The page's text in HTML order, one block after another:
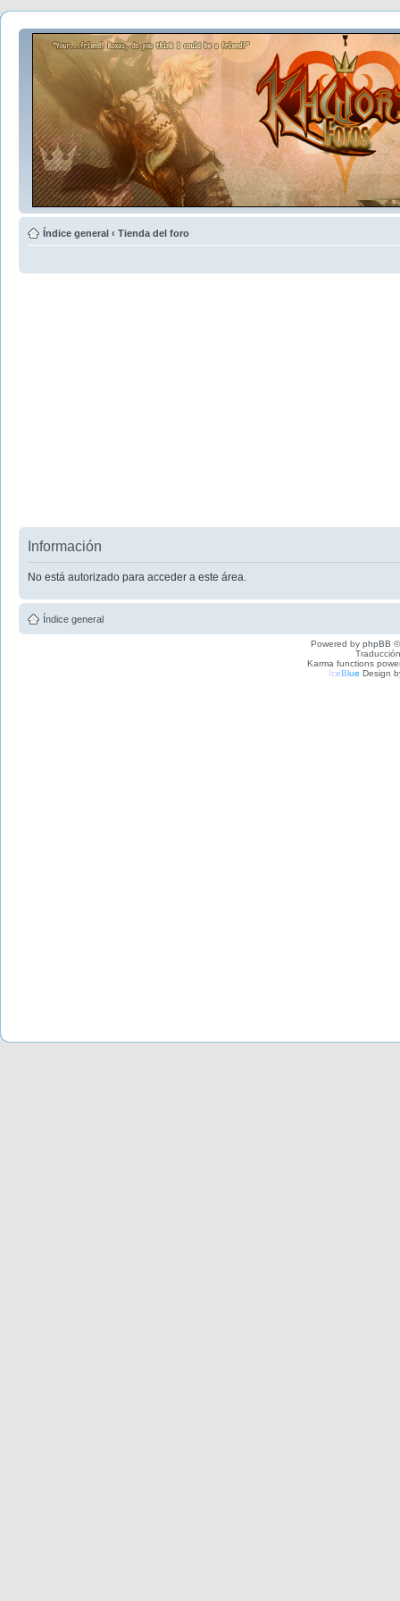
Índice general ‹ Tienda del foro
Información
No está autorizado para acceder a este área.
Índice general
Powered by phpBB
Karma functions
IceBlue Design